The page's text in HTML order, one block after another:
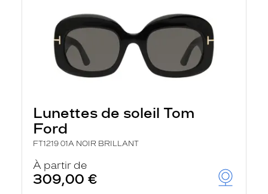
Lunettes de soleil Tom
Ford
FT1219 01A NOIR BRILLANT
À partir de
309,00 €